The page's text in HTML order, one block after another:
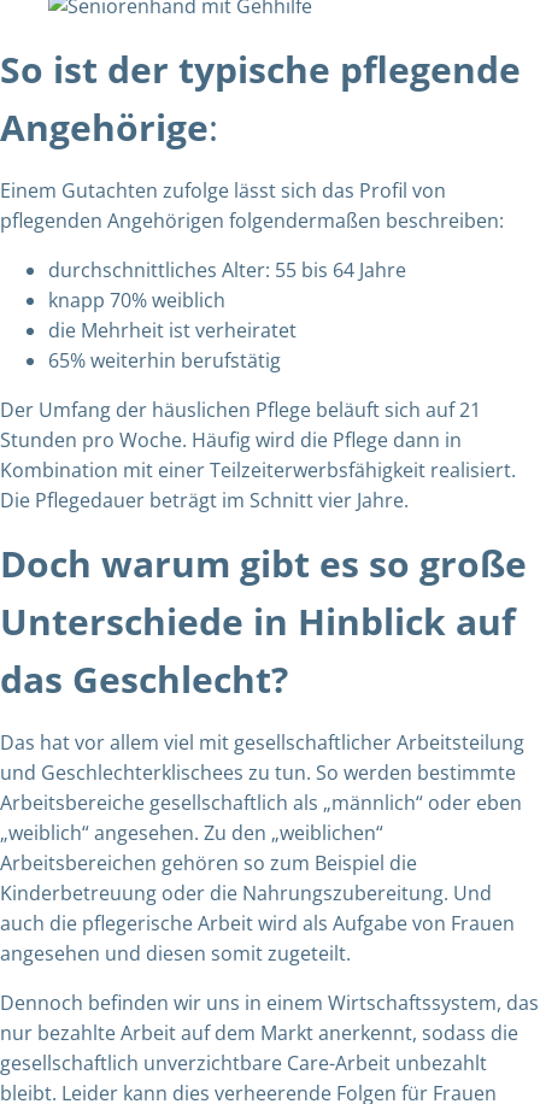
So ist der typische pflegende
Angehörige:
Einem Gutachten zufolge lässt sich das Profil von
pflegenden Angehörigen folgendermaßen beschreiben:
durchschnittliches Alter: 55 bis 64 Jahre
knapp 70% weiblich
die Mehrheit ist verheiratet
65% weiterhin berufstätig
Der Umfang der häuslichen Pflege beläuft sich auf 21
Stunden pro Woche. Häufig wird die Pflege dann in
Kombination mit einer Teilzeiterwerbsfähigkeit realisiert.
Die Pflegedauer beträgt im Schnitt vier Jahre.
Doch warum gibt es so große
Unterschiede in Hinblick auf
das Geschlecht?
Das hat vor allem viel mit gesellschaftlicher Arbeitsteilung
und Geschlechterklischees zu tun. So werden bestimmte
Arbeitsbereiche gesellschaftlich als „männlich“ oder eben
„weiblich“ angesehen. Zu den „weiblichen“
Arbeitsbereichen gehören so zum Beispiel die
Kinderbetreuung oder die Nahrungszubereitung. Und
auch die pflegerische Arbeit wird als Aufgabe von Frauen
angesehen und diesen somit zugeteilt.
Dennoch befinden wir uns in einem Wirtschaftssystem, das
nur bezahlte Arbeit auf dem Markt anerkennt, sodass die
gesellschaftlich unverzichtbare Care-Arbeit unbezahlt
bleibt. Leider kann dies verheerende Folgen für Frauen